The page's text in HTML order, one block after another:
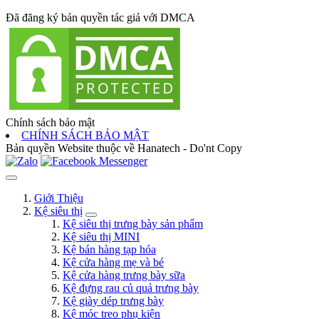
Đã đăng ký bản quyền tác giả với DMCA
Chính sách bảo mật
CHÍNH SÁCH BẢO MẬT
Bản quyền Website thuộc về Hanatech - Do'nt Copy
Giới Thiệu
Kệ siêu thị
Kệ siêu thị trưng bày sản phẩm
Kệ siêu thị MINI
Kệ bán hàng tạp hóa
Kệ cửa hàng mẹ và bé
Kệ cửa hàng trưng bày sữa
Kệ đựng rau củ quả trưng bày
Kệ giày dép trưng bày
Kệ móc treo phụ kiện